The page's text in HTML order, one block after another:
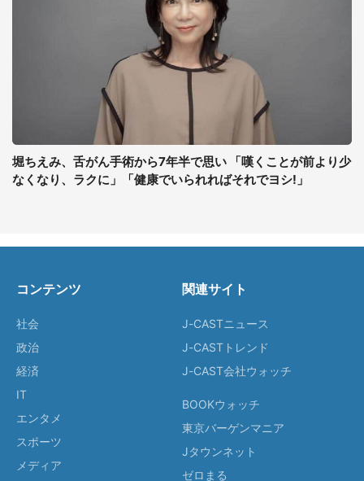
堀ちえみ、舌がん手術から7年半で思い 「嘆くことが前より少
なくなり、ラクに」「健康でいられればそれでヨシ!」
コンテンツ
社会
政治
経済
IT
エンタメ
スポーツ
メディア
関連サイト
J-CASTニュース
J-CASTトレンド
J-CAST会社ウォッチ
BOOKウォッチ
東京バーゲンマニア
Jタウンネット
ゼロまる